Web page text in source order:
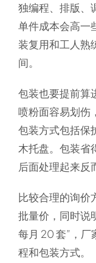
独编程、排版、
单件成本会高一
装复用和工人熟
间。
包装也要提前算
喷粉面容易划伤
包装方式包括保
木托盘。包装省
后面处理起来反
比较合理的询价
批量价，同时说
每月 20 套”，
程和包装方式。